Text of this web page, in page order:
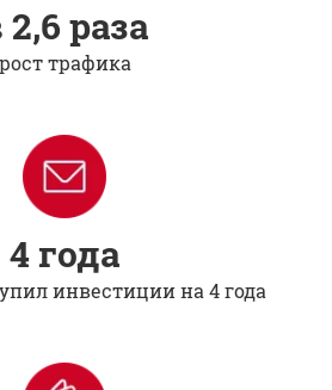
2,6 раза
рост трафика
4 года
инвестиции на 4 года